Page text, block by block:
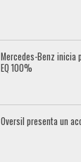
Mercedes-Benz inicia
EQ 100%
Oversil presenta un